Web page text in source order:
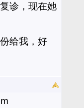
诊，现在她
给我，好